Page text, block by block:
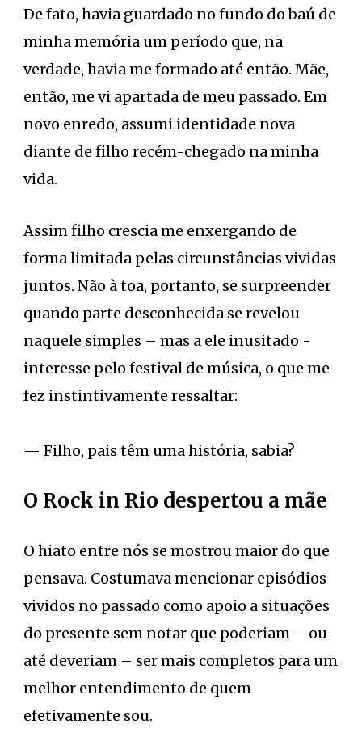
De fato, havia guardado no fundo do baú de
minha memória um período que, na
verdade, havia me formado até então. Mãe,
então, me vi apartada de meu passado. Em
novo enredo, assumi identidade nova
diante de filho recém-chegado na minha
vida.
Assim filho crescia me enxergando de
forma limitada pelas circunstâncias vividas
juntos. Não à toa, portanto, se surpreender
quando parte desconhecida se revelou
naquele simples – mas a ele inusitado -
interesse pelo festival de música, o que me
fez instintivamente ressaltar:
— Filho, pais têm uma história, sabia?
O Rock in Rio despertou a mãe
O hiato entre nós se mostrou maior do que
pensava. Costumava mencionar episódios
vividos no passado como apoio a situações
do presente sem notar que poderiam – ou
até deveriam – ser mais completos para um
melhor entendimento de quem
efetivamente sou.